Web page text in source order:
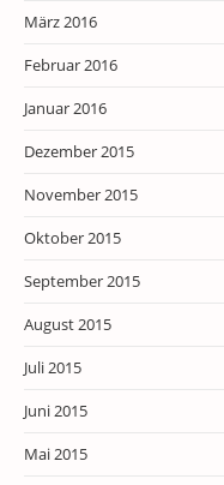
März 2016
Februar 2016
Januar 2016
Dezember 2015
November 2015
Oktober 2015
September 2015
August 2015
Juli 2015
Juni 2015
Mai 2015